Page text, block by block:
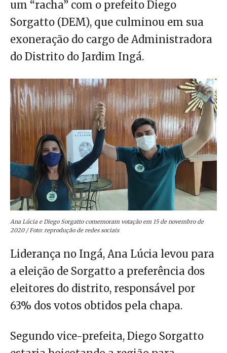
um “racha” com o prefeito Diego
Sorgatto (DEM), que culminou em sua
exoneração do cargo de Administradora
do Distrito do Jardim Ingá.
Ana Lúcia e Diego Sorgatto comemoram votação em 15 de novembro de
2020 / Foto: reprodução de redes sociais
Liderança no Ingá, Ana Lúcia levou para
a eleição de Sorgatto a preferência dos
eleitores do distrito, responsável por
63% dos votos obtidos pela chapa.
Segundo vice-prefeita, Diego Sorgatto